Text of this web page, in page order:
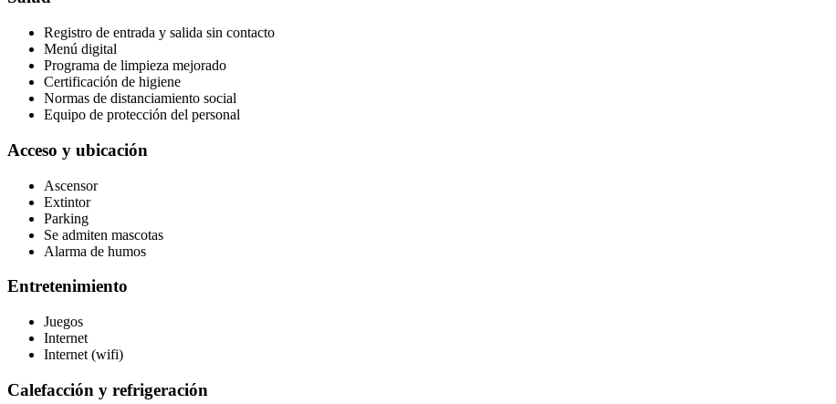
Registro de entrada y salida sin contacto
Menú digital
Programa de limpieza mejorado
Certificación de higiene
Normas de distanciamiento social
Equipo de protección del personal
Acceso y ubicación
Ascensor
Extintor
Parking
Se admiten mascotas
Alarma de humos
Entretenimiento
Juegos
Internet
Internet (wifi)
Calefacción y refrigeración